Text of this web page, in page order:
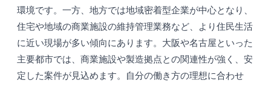
環境です。一方、地方では地域密着型企業が中心となり、
住宅や地域の商業施設の維持管理業務など、より住民生活
に近い現場が多い傾向にあります。大阪や名古屋といった
主要都市では、商業施設や製造拠点との関連性が強く、安
定した案件が見込めます。自分の働き方の理想に合わせ